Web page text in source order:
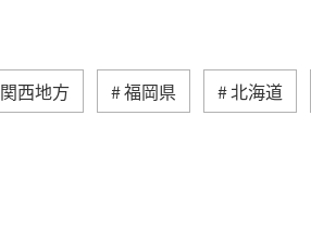
関西地方 福岡県 北海道